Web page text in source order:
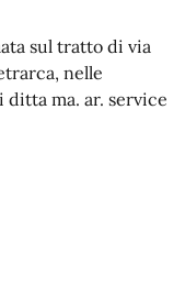
sul tratto di via
nelle
ma. ar. service